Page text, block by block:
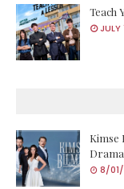
Teach
JULY
Kimse
Drama
8/